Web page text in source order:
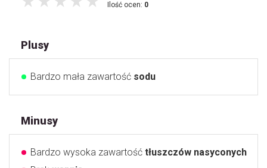
Ilość ocen: 0
Plusy
Bardzo mała zawartość sodu
Minusy
Bardzo wysoka zawartość tłuszczów nasyconych